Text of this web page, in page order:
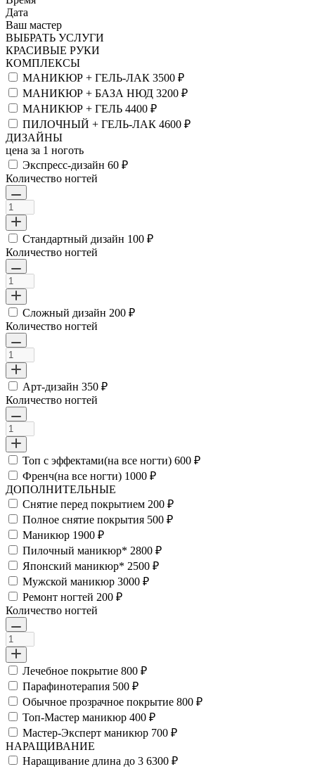
Дата
Ваш мастер
ВЫБРАТЬ УСЛУГИ
КРАСИВЫЕ РУКИ
КОМПЛЕКСЫ
МАНИКЮР + ГЕЛЬ-ЛАК 3500 ₽
МАНИКЮР + БАЗА НЮД 3200 ₽
МАНИКЮР + ГЕЛЬ 4400 ₽
ПИЛОЧНЫЙ + ГЕЛЬ-ЛАК 4600 ₽
ДИЗАЙНЫ
цена за 1 ноготь
Экспресс-дизайн 60 ₽
Количество ногтей
Стандартный дизайн 100 ₽
Количество ногтей
Сложный дизайн 200 ₽
Количество ногтей
Арт-дизайн 350 ₽
Количество ногтей
Топ с эффектами(на все ногти) 600 ₽
Френч(на все ногти) 1000 ₽
ДОПОЛНИТЕЛЬНЫЕ
Снятие перед покрытием 200 ₽
Полное снятие покрытия 500 ₽
Маникюр 1900 ₽
Пилочный маникюр* 2800 ₽
Японский маникюр* 2500 ₽
Мужской маникюр 3000 ₽
Ремонт ногтей 200 ₽
Количество ногтей
Лечебное покрытие 800 ₽
Парафинотерапия 500 ₽
Обычное прозрачное покрытие 800 ₽
Топ-Мастер маникюр 400 ₽
Мастер-Эксперт маникюр 700 ₽
НАРАЩИВАНИЕ
Наращивание длина до 3 6300 ₽